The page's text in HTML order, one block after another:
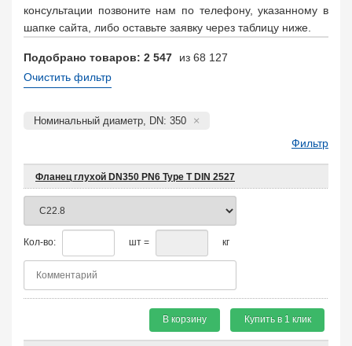
консультации позвоните нам по телефону, указанному в
шапке сайта, либо оставьте заявку через таблицу ниже.
Подобрано товаров: 2 547
из 68 127
Очистить фильтр
Номинальный диаметр, DN: 350
Фильтр
Фланец глухой DN350 PN6 Type T DIN 2527
Кол-во: шт = кг
В корзину Купить в 1 клик